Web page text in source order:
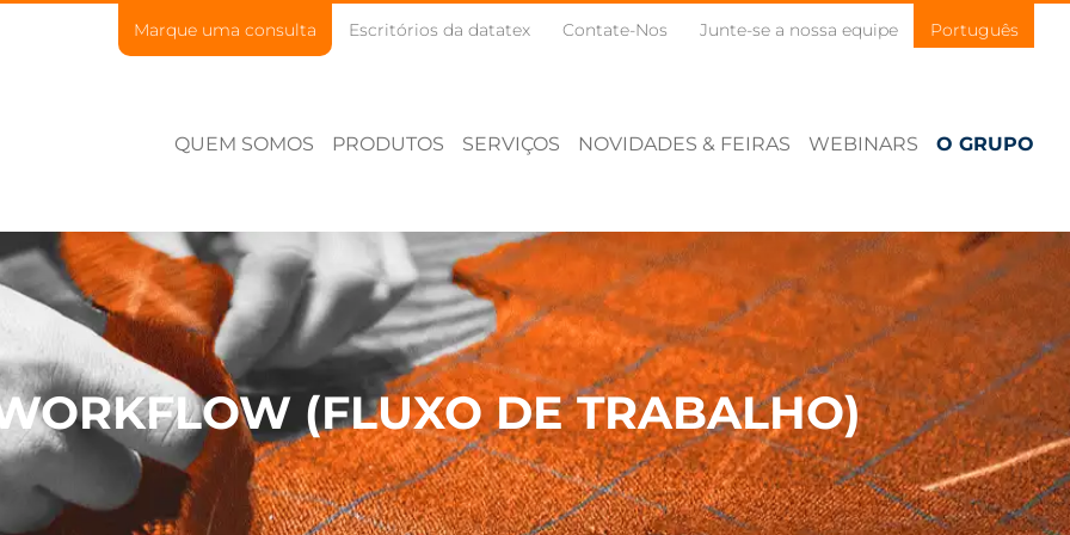
Marque uma consulta Escritórios da datatex Contate-Nos Junte-se a nossa equipe Português
QUEM SOMOS PRODUTOS SERVIÇOS NOVIDADES & FEIRAS WEBINARS O GRUPO
(FLUXO DE TRABALHO)